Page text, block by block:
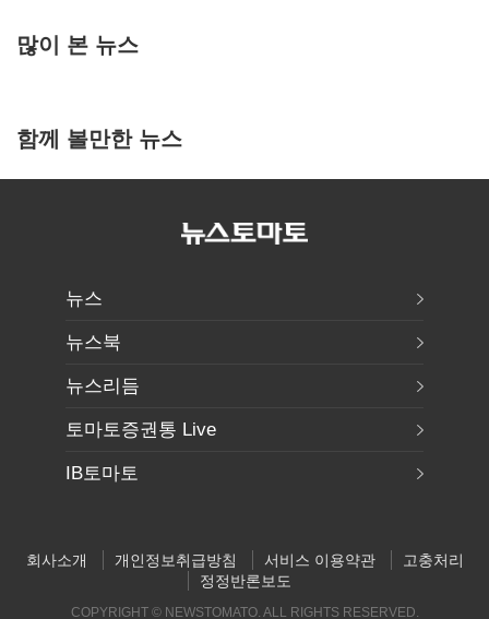
많이 본 뉴스
함께 볼만한 뉴스
뉴스
뉴스북
뉴스리듬
토마토증권통 Live
IB토마토
회사소개 개인정보취급방침 서비스 이용약관
고충처리
정정반론보도
COPYRIGHT © NEWSTOMATO. ALL RIGHTS RESERVED.